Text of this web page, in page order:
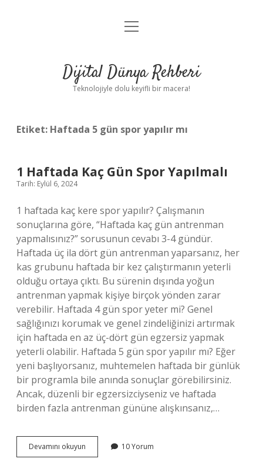
Anasayfa
Yasal Uyarı
menüyü
Dijital Dünya Rehberi
Teknolojiyle dolu keyifli bir macera!
Etiket: Haftada 5 gün spor yapılır mı
1 Haftada Kaç Gün Spor Yapılmalı
Tarih: Eylül 6, 2024
1 haftada kaç kere spor yapılır? Çalışmanın
sonuçlarına göre, “Haftada kaç gün antrenman
yapmalısınız?” sorusunun cevabı 3-4 gündür.
Haftada üç ila dört gün antrenman yaparsanız, her
kas grubunu haftada bir kez çalıştırmanın yeterli
olduğu ortaya çıktı. Bu sürenin dışında yoğun
antrenman yapmak kişiye birçok yönden zarar
verebilir. Haftada 4 gün spor yeter mi? Genel
sağlığınızı korumak ve genel zindeliğinizi artırmak
için haftada en az üç-dört gün egzersiz yapmak
yeterli olabilir. Haftada 5 gün spor yapılır mı? Eğer
yeni başlıyorsanız, muhtemelen haftada bir günlük
bir programla bile anında sonuçlar görebilirsiniz.
Ancak, düzenli bir egzersizciyseniz ve haftada
birden fazla antrenman gününe alışkınsanız,…
Devamını okuyun
Haftada
10 Yorum